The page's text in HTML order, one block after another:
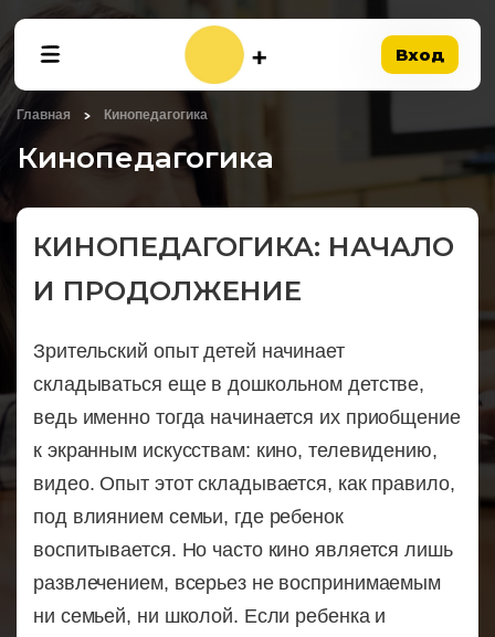
Вход
Главная Кинопедагогика
Кинопедагогика
КИНОПЕДАГОГИКА: НАЧАЛО
И ПРОДОЛЖЕНИЕ
Зрительский опыт детей начинает
складываться еще в дошкольном детстве,
ведь именно тогда начинается их приобщение
к экранным искусствам: кино, телевидению,
видео. Опыт этот складывается, как правило,
под влиянием семьи, где ребенок
воспитывается. Но часто кино является лишь
развлечением, всерьез не воспринимаемым
ни семьей, ни школой. Если ребенка и